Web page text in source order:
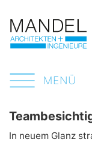
MENÜ
In neuem Glanz